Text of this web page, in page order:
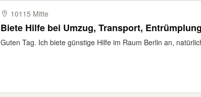
10115 Mitte
Biete Hilfe bei Umzug, Transport,
Guten Tag. Ich biete günstige Hilfe im Raum Berlin an,